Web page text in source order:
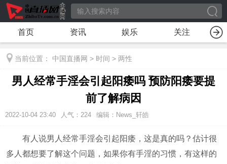
首页 资讯 娱乐 关注
当前位置： 中国直播网 > 时间 > 两性
男人经常手淫会引起阳痿吗 预防阳痿要提
前了解病因
2022-10-04 23:40 人气： 224 编辑：News_轩皓
有人说男人经常手淫会引起阳痿，这是真的吗？估计很
多人都想要了解这个问题，如果你有手淫的习惯，有这样的